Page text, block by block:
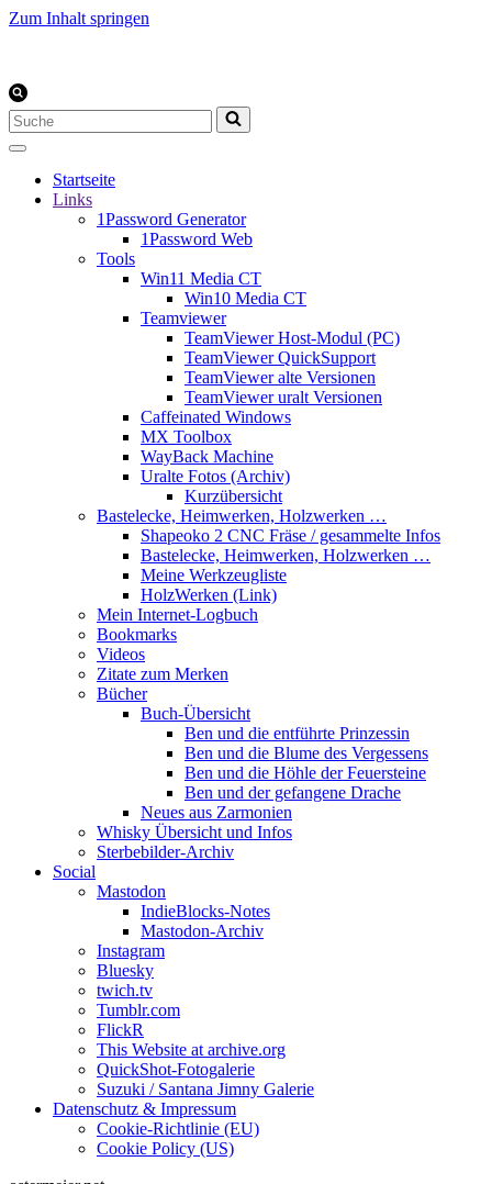
Zum Inhalt springen
Suchen
nach …
Startseite
Links
1Password Generator
1Password Web
Tools
Win11 Media CT
Win10 Media CT
Teamviewer
TeamViewer Host-Modul (PC)
TeamViewer QuickSupport
TeamViewer alte Versionen
TeamViewer uralt Versionen
Caffeinated Windows
MX Toolbox
WayBack Machine
Uralte Fotos (Archiv)
Kurzübersicht
Bastelecke, Heimwerken, Holzwerken …
Shapeoko 2 CNC Fräse / gesammelte Infos
Bastelecke, Heimwerken, Holzwerken …
Meine Werkzeugliste
HolzWerken (Link)
Mein Internet-Logbuch
Bookmarks
Videos
Zitate zum Merken
Bücher
Buch-Übersicht
Ben und die entführte Prinzessin
Ben und die Blume des Vergessens
Ben und die Höhle der Feuersteine
Ben und der gefangene Drache
Neues aus Zarmonien
Whisky Übersicht und Infos
Sterbebilder-Archiv
Social
Mastodon
IndieBlocks-Notes
Mastodon-Archiv
Instagram
Bluesky
twich.tv
Tumblr.com
FlickR
This Website at archive.org
QuickShot-Fotogalerie
Suzuki / Santana Jimny Galerie
Datenschutz & Impressum
Cookie-Richtlinie (EU)
Cookie Policy (US)